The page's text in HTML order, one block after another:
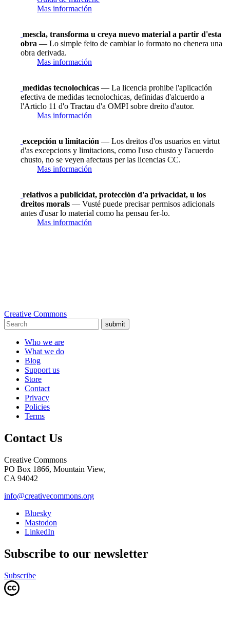
Mas información
mescla, transforma u creya nuevo material a partir d'esta
obra — Lo simple feito de cambiar lo formato no chenera una
obra derivada.
Mas información
medidas tecnolochicas — La licencia prohibe l'aplicación
efectiva de medidas tecnolochicas, definidas d'alcuerdo a
l'Articlo 11 d'o Tractau d'a OMPI sobre dreito d'autor.
Mas información
excepción u limitación — Los dreitos d'os usuarios en virtut
d'as excepcions y limitacions, como l'uso chusto y l'acuerdo
chusto, no se veyen afectaus per las licencias CC.
Mas información
relativos a publicidat, protección d'a privacidat, u los
dreitos morals — Vusté puede precisar permisos adicionals
antes d'usar lo material como ha pensau fer-lo.
Mas información
Creative Commons
submit
Who we are
What we do
Blog
Support us
Store
Contact
Privacy
Policies
Terms
Contact Us
Creative Commons
PO Box 1866, Mountain View,
CA 94042
info@creativecommons.org
Bluesky
Mastodon
LinkedIn
Subscribe to our newsletter
Subscribe